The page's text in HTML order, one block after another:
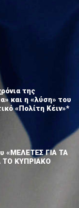
της
και η «λύση» του
«Πολίτη Κέιν»*
«ΜΕΛΕΤΕΣ ΓΙΑ ΤΑ
ΤΟ ΚΥΠΡΙΑΚΟ